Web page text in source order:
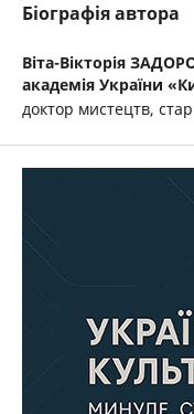
Біографія автора
Віта-Вікторія
академія України
доктор мистецтв,